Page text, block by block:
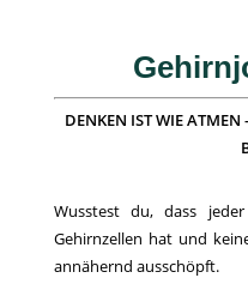
DENKEN IST WIE ATMEN
Wusstest du, dass
Gehirnzellen hat und
annähernd ausschöpft.